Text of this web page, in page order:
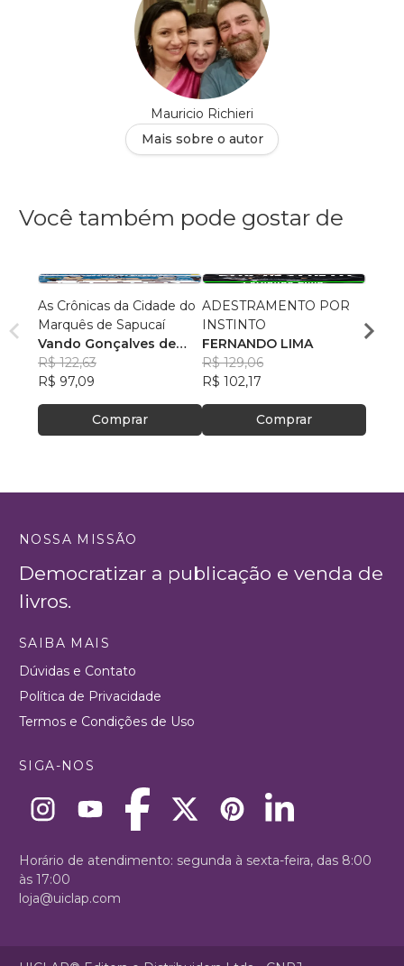
Mauricio Richieri
Mais sobre o autor
Você também pode gostar de
As Crônicas da Cidade do
Marquês de Sapucaí
Vando Gonçalves de
Araújo
R$ 122,63
R$ 97,09
Comprar
ADESTRAMENTO POR
INSTINTO
FERNANDO LIMA
R$ 129,06
R$ 102,17
Comprar
NOSSA MISSÃO
Democratizar a publicação e venda de
livros.
SAIBA MAIS
Dúvidas e Contato
Política de Privacidade
Termos e Condições de Uso
SIGA-NOS
Horário de atendimento: segunda à sexta-feira, das 8:00
às 17:00
loja@uiclap.com